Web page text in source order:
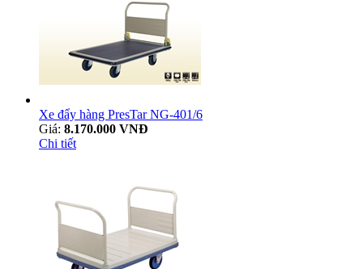
Xe đẩy hàng PresTar NG-401/6
Giá: 8.170.000 VNĐ
Chi tiết